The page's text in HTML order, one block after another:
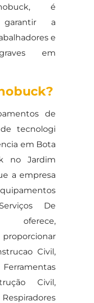
é
garantir a
e
em
de
tecnologi
em Bota
no Jardim
a empresa
De
oferece,
Civil,
Civil,